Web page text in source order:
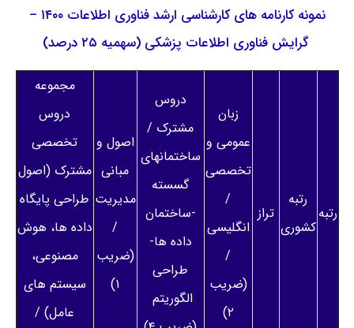
نمونه کارنامه های کارشناسی ارشد فناوری اطلاعات ۱۴۰۰ –
گرایش فناوری اطلاعات پزشکی (سهمیه ۲۵ درصد)
رتبه
رتبه
کشوری
تراز
زبان
عمومی و
تخصصی
/
انگلیسی
/
(ضریب
۲)
دروس
مشترک /
ساختمانهای
گسسته
-ساختمان
داده ها-
طراحی
الگوریتم
اصول و
مبانی
مدیریت
/
(ضریب
۱)
مجموعه
دروس
تخصصی
مشترک (اصول
طراحی پایگاه
داده ها، هوش
مصنوعی،
سیستم های
عامل) /